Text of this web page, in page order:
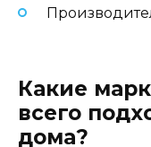
Какие
всего
дома?